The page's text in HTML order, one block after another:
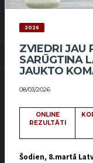
2026
ZVIEDRI JAU
SARŪGTINA
JAUKTO
08/03/2026
ONLINE
REZULTĀTI
Šodien, 8.martā